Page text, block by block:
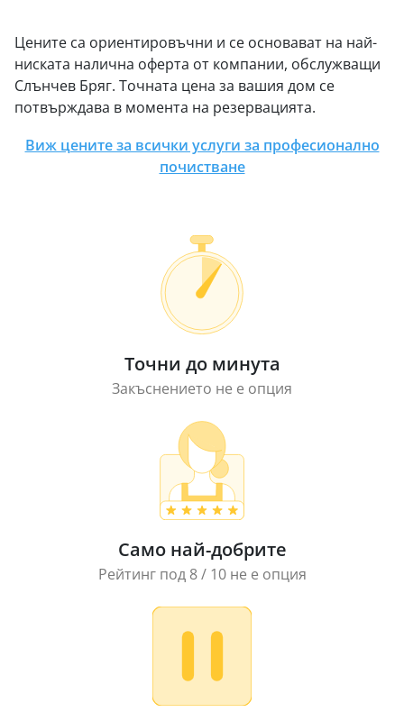
Цените са ориентировъчни и се основават на най-
ниската налична оферта от компании, обслужващи
Слънчев Бряг. Точната цена за вашия дом се
потвърждава в момента на резервацията.
Виж цените за всички услуги за професионално
почистване
Точни до минута
Закъснението не е опция
Само най-добрите
Рейтинг под 8 / 10 не е опция